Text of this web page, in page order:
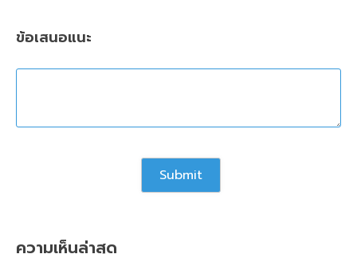
ข้อเสนอแนะ
ความเห็นล่าสุด